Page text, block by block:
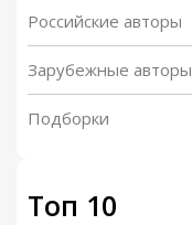
Российские авторы
Зарубежные авторы
Подборки
Топ 10